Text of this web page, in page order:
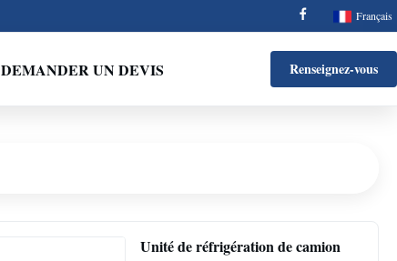
Français
DEMANDER UN DEVIS Renseignez-vous
Unité de réfrigération de camion